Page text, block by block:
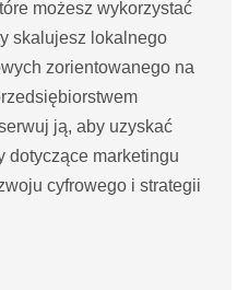
możesz wykorzystać
skalujesz lokalnego
zorientowanego na
ją, aby uzyskać
dotyczące marketingu
cyfrowego i strategii